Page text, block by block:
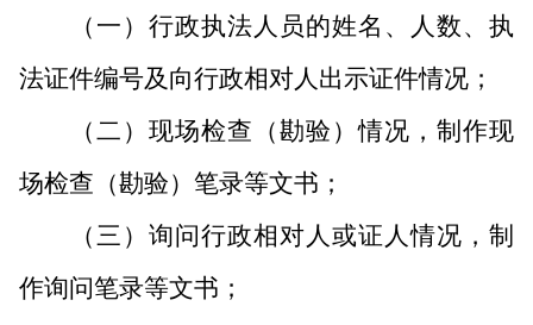
（一）行政执法人员的姓名、人数、执
法证件编号及向行政相对人出示证件情况；
（二）现场检查（勘验）情况，制作现
场检查（勘验）笔录等文书；
（三）询问行政相对人或证人情况，制
作询问笔录等文书；